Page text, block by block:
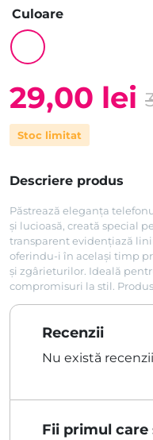
Culoare
Prețul
inițial
a
fost:
39,00 lei.
29,00 lei
Prețul
curent
este:
29,00 lei.
Stoc limitat
Descriere produs
Păstrează eleganța
și lucioasă, creată special
transparent evidențiază
oferindu-i în același timp
și zgârieturilor. Ideală
compromisuri la stil.
Recenzii
Nu există
Fii primul care